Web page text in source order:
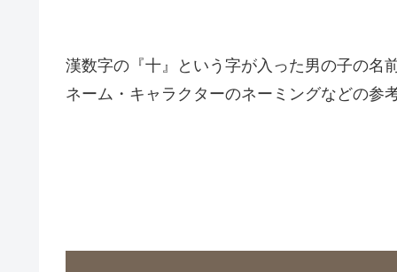
漢数字の『十』という字が入った男の子の名
ネーム・キャラクターのネーミングなどの参